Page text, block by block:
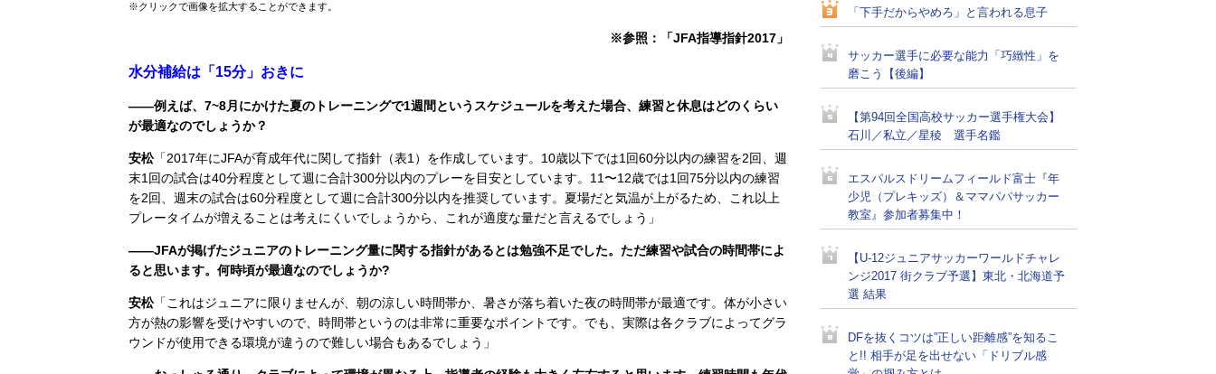
※クリックで画像を拡大することができます。
※参照：「JFA指導指針2017」
水分補給は「15分」おきに
――例えば、7~8月にかけた夏のトレーニングで1週間というスケジュールを考えた場合、練習と休息はどのくらい
が最適なのでしょうか？
安松「2017年にJFAが育成年代に関して指針（表1）を作成しています。10歳以下では1回60分以内の練習を2回、週
末1回の試合は40分程度として週に合計300分以内のプレーを目安としています。11〜12歳では1回75分以内の練習
を2回、週末の試合は60分程度として週に合計300分以内を推奨しています。夏場だと気温が上がるため、これ以上
プレータイムが増えることは考えにくいでしょうから、これが適度な量だと言えるでしょう」
――JFAが掲げたジュニアのトレーニング量に関する指針があるとは勉強不足でした。ただ練習や試合の時間帯によ
ると思います。何時頃が最適なのでしょうか?
安松「これはジュニアに限りませんが、朝の涼しい時間帯か、暑さが落ち着いた夜の時間帯が最適です。体が小さい
方が熱の影響を受けやすいので、時間帯というのは非常に重要なポイントです。でも、実際は各クラブによってグラ
ウンドが使用できる環境が違うので難しい場合もあるでしょう」
「下手だからやめろ」と言われる息子
サッカー選手に必要な能力「巧緻性」を
磨こう【後編】
【第94回全国高校サッカー選手権大会】
石川／私立／星稜 選手名鑑
エスパルスドリームフィールド富士『年
少児（プレキッズ）＆ママパパサッカー
教室』参加者募集中！
【U-12ジュニアサッカーワールドチャレ
ンジ2017 街クラブ予選】東北・北海道予
選 結果
DFを抜くコツは”正しい距離感”を知るこ
と!! 相手が足を出せない「ドリブル感